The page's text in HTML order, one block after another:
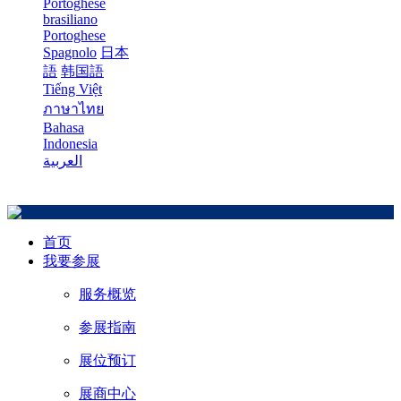
Portoghese
brasiliano
Portoghese
Spagnolo 日本
語 韩国語
Tiếng Việt
ภาษาไทย
Bahasa
Indonesia
العربية
首页
我要参展
服务概览
参展指南
展位预订
展商中心